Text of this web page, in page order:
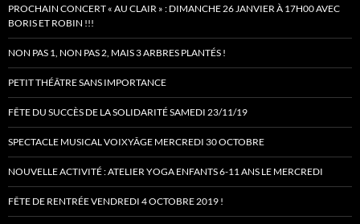
PROCHAIN CONCERT « AU CLAIR » : DIMANCHE 26 JANVIER À 17H00 AVEC
BORIS ET ROBIN !!!
NON PAS 1, NON PAS 2, MAIS 3 ARBRES PLANTÉS !
PETIT THÉÂTRE SANS IMPORTANCE
FÊTE DU SUCCÈS DE LA SOLIDARITÉ SAMEDI 23/11/19
SPECTACLE MUSICAL VOIXYÂGE MERCREDI 30 OCTOBRE
NOUVELLE ACTIVITÉ : ATELIER YOGA ENFANTS 6-11 ANS LE MERCREDI
FÊTE DE RENTRÉE VENDREDI 4 OCTOBRE 2019 !